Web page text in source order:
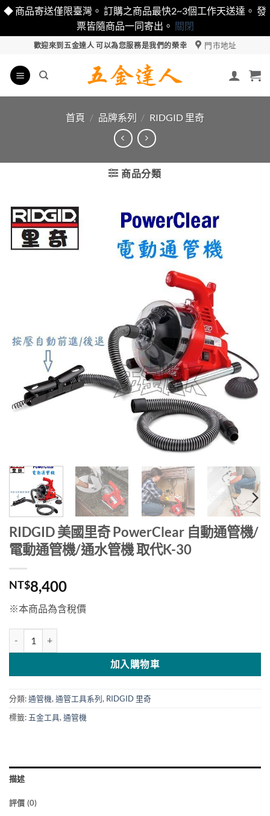
◆ 商品寄送僅限臺灣。 訂購之商品最快2~3個工作天送達。 發
票皆隨商品一同寄出。 關閉
content
歡迎來到五金達人 可以為您服務是我們的榮幸 門市地址
首頁 / 品牌系列 / RIDGID 里奇
商品分類
RIDGID 美國里奇 PowerClear 自動通管機/
電動通管機/通水管機 取代K-30
NT$8,400
※本商品為含稅價
加入購物車
分類:通管機, 通管工具系列, RIDGID 里奇
標籤: 五金工具, 通管機
描述
評價 (0)